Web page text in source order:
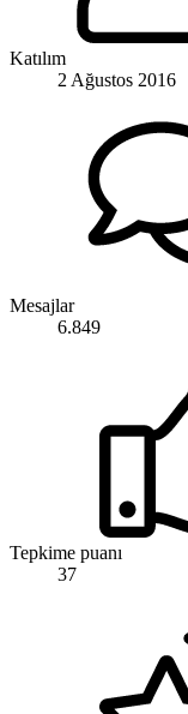
Katılım
2 Ağustos 2016
Mesajlar
6.849
Tepkime puanı
37